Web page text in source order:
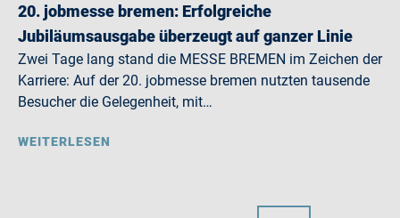
20. jobmesse bremen: Erfolgreiche
Jubiläumsausgabe überzeugt auf ganzer Linie
Zwei Tage lang stand die MESSE BREMEN im Zeichen der
Karriere: Auf der 20. jobmesse bremen nutzten tausende
Besucher die Gelegenheit, mit…
WEITERLESEN